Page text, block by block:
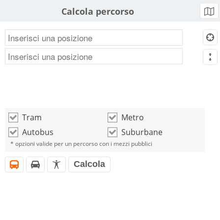
Calcola percorso b
d
m
o Tram o Metro
o Autobus o Suburbane
* opzioni valide per un percorso con i mezzi pubblici
i h l Calcola